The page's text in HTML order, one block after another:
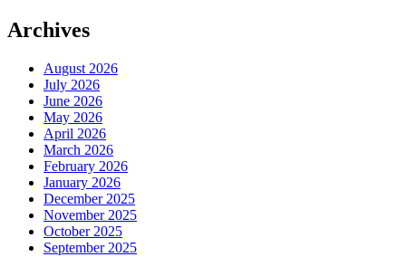
Archives
August 2026
July 2026
June 2026
May 2026
April 2026
March 2026
February 2026
January 2026
December 2025
November 2025
October 2025
September 2025